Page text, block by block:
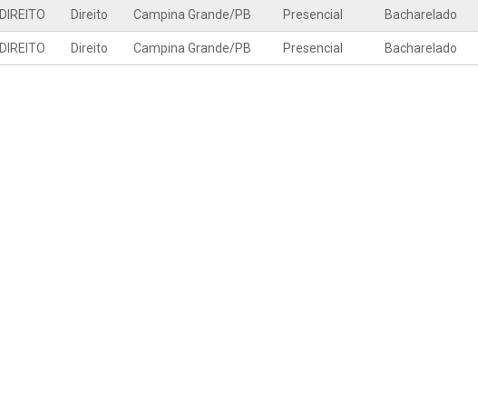
DIREITO Direito Campina Grande/PB Presencial Bacharelado
DIREITO Direito Campina Grande/PB Presencial Bacharelado